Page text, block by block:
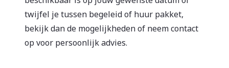
twijfel je tussen begeleid of huur pakket,
bekijk dan de mogelijkheden of neem contact
op voor persoonlijk advies.